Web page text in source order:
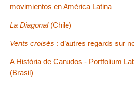
movimientos en América Latina
La Diagonal(Chile)
Vents croisés : d’autres regards sur
A História de Canudos - Portfolium
(Brasil)